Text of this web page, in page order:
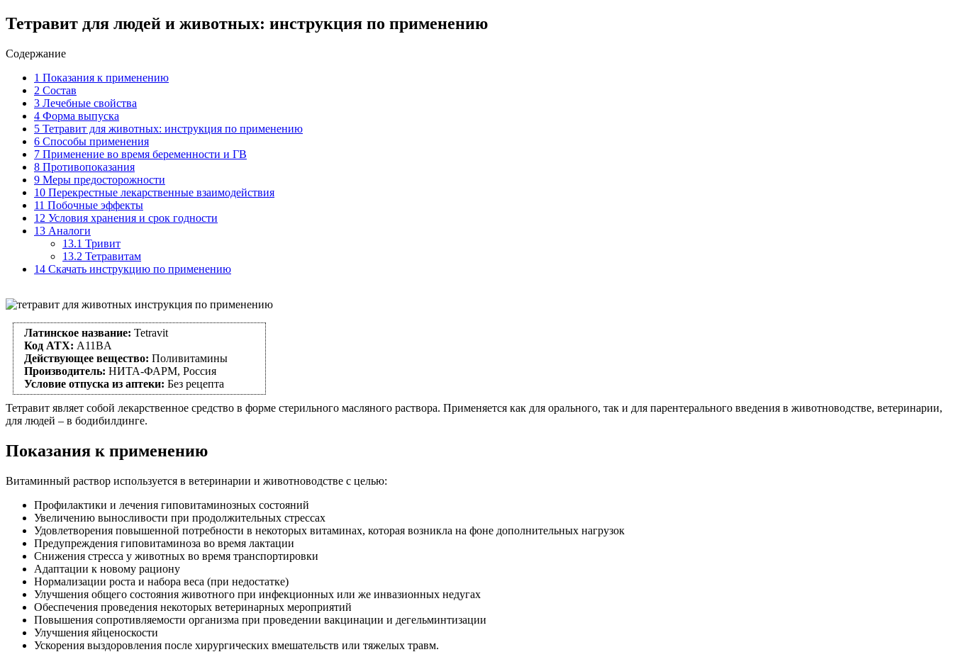
Тетравит для людей и животных: инструкция по применению
Содержание
1 Показания к применению
2 Состав
3 Лечебные свойства
4 Форма выпуска
5 Тетравит для животных: инструкция по применению
6 Способы применения
7 Применение во время беременности и ГВ
8 Противопоказания
9 Меры предосторожности
10 Перекрестные лекарственные взаимодействия
11 Побочные эффекты
12 Условия хранения и срок годности
13 Аналоги
13.1 Тривит
13.2 Тетравитам
14 Скачать инструкцию по применению
Латинское название: Tetravit
Код АТХ: A11BA
Действующее вещество: Поливитамины
Производитель: НИТА-ФАРМ, Россия
Условие отпуска из аптеки: Без рецепта
Тетравит являет собой лекарственное средство в форме стерильного масляного раствора. Применяется как для орального, так и для парентерального введения в животноводстве, ветеринарии,
для людей – в бодибилдинге.
Показания к применению
Витаминный раствор используется в ветеринарии и животноводстве с целью:
Профилактики и лечения гиповитаминозных состояний
Увеличению выносливости при продолжительных стрессах
Удовлетворения повышенной потребности в некоторых витаминах, которая возникла на фоне дополнительных нагрузок
Предупреждения гиповитаминоза во время лактации
Снижения стресса у животных во время транспортировки
Адаптации к новому рациону
Нормализации роста и набора веса (при недостатке)
Улучшения общего состояния животного при инфекционных или же инвазионных недугах
Обеспечения проведения некоторых ветеринарных мероприятий
Повышения сопротивляемости организма при проведении вакцинации и дегельминтизации
Улучшения яйценоскости
Ускорения выздоровления после хирургических вмешательств или тяжелых травм.